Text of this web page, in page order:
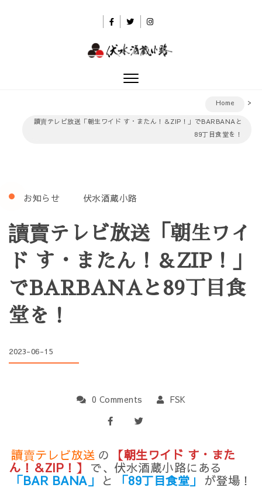
Toggle
Home
讀賣テレビ放送「朝生ワイド す・またん！＆ZIP！」でBARBANAと
89丁目食堂を！
お知らせ 伏水酒蔵小路
讀賣テレビ放送「朝生ワイ
ド す・またん！＆ZIP！」
でBARBANAと89丁目食
堂を！
2023-06-15
0 Comments FSK
讀賣テレビ放送 の
【朝生ワイド す・また
ん！＆ZIP！】
で、伏水酒蔵小路にある
「BAR BANA」
と 「89丁目食堂」 が登場！